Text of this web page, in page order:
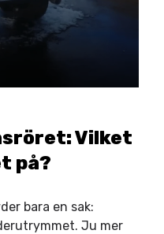
Vilket
på?
bara en sak:
Ju mer